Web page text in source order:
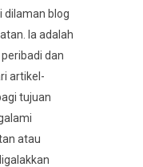
dilaman blog
Ia adalah
dan
artikel-
tujuan
atau